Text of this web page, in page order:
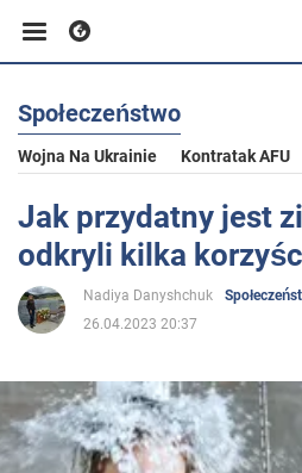
Biznes
Sport
Rozrywka
Polityka
Społeczeństwo
Wojna Na Ukrainie Kontratak AFU
Jak przydatny jest
odkryli kilka
Nadiya Danyshchuk
26.04.2023 20:37